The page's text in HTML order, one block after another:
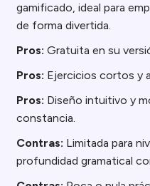
gamificado, ideal para
de forma divertida.
Pros: Gratuita en su
Pros: Ejercicios cortos y
Pros: Diseño intuitivo y
constancia.
Contras: Limitada para
profundidad gramatical